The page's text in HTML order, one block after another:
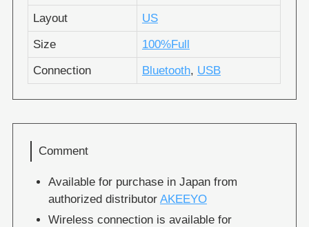
Layout
US
Size
100%Full
Connection
Bluetooth, USB
Comment
Available for purchase in Japan from
authorized distributor AKEEYO
Wireless connection is available for